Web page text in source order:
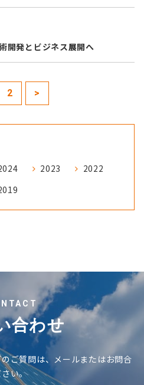
開発とビジネス展開へ
2 >
2023
2022
合わせ
ご質問は、メールまたはお問合
い。